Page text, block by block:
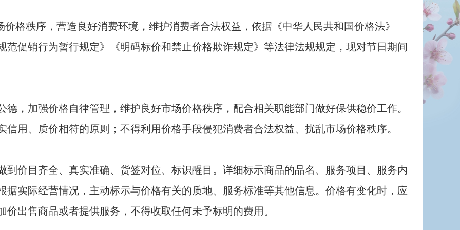
秩序，营造良好消费环境，维护消费者合法权益，依据《中华人民共和国价格法》
范促销行为暂行规定》《明码标价和禁止价格欺诈规定》等法律法规规定，现对节日期间
加强价格自律管理，维护良好市场价格秩序，配合相关职能部门做好保供稳价工作。
用、质价相符的原则；不得利用价格手段侵犯消费者合法权益、扰乱市场价格秩序。
目齐全、真实准确、货签对位、标识醒目。详细标示商品的品名、服务项目、服务内
据实际经营情况，主动标示与价格有关的质地、服务标准等其他信息。价格有变化时，应
出售商品或者提供服务，不得收取任何未予标明的费用。